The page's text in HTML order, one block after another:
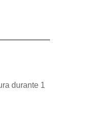
durante 1